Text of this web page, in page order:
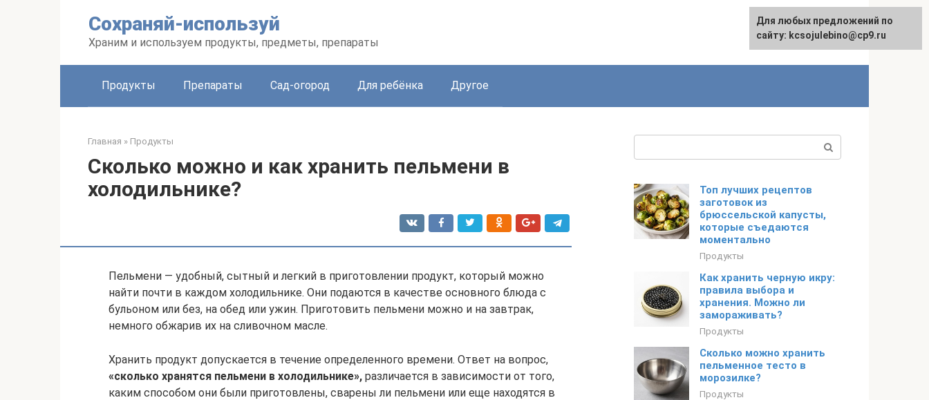
Сохраняй-используй
Храним и используем продукты, предметы, препараты
Продукты Препараты Сад-огород Для ребёнка Другое
Главная » Продукты
Сколько можно и как хранить пельмени в
холодильнике?
Пельмени — удобный, сытный и легкий в приготовлении продукт, который можно
найти почти в каждом холодильнике. Они подаются в качестве основного блюда с
бульоном или без, на обед или ужин. Приготовить пельмени можно и на завтрак,
немного обжарив их на сливочном масле.
Хранить продукт допускается в течение определенного времени. Ответ на вопрос,
«сколько хранятся пельмени в холодильнике», различается в зависимости от того,
каким способом они были приготовлены, сварены ли пельмени или еще находятся в
Топ лучших рецептов
заготовок из
брюссельской капусты,
которые съедаются
моментально
Продукты
Как хранить черную икру:
правила выбора и
хранения. Можно ли
замораживать?
Продукты
Сколько можно хранить
пельменное тесто в
морозилке?
Продукты
Для любых предложений по
сайту: kcsojulebino@cp9.ru